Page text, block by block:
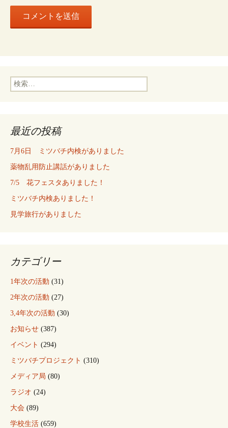
検
索:
最近の投稿
7月6日 ミツバチ内検がありました
薬物乱用防止講話がありました
7/5 花フェスタありました！
ミツバチ内検ありました！
見学旅行がありました
カテゴリー
1年次の活動 (31)
2年次の活動 (27)
3,4年次の活動 (30)
お知らせ (387)
イベント (294)
ミツバチプロジェクト (310)
メディア局 (80)
ラジオ (24)
大会 (89)
学校生活 (659)